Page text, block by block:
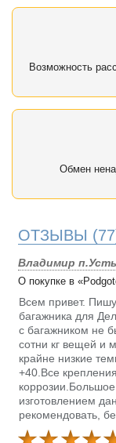
Возможность
Обмен
ОТЗЫВЫ
Владимир
О покупке в
Всем привет. Пишу
багажника для
с багажником не
сотни кг вещей и
крайне низкие
+40.Все
изготовлением
рекомендовать,